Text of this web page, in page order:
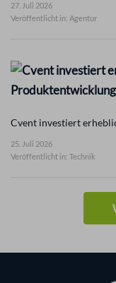
27. Juli 2026
Veröffentlicht in: Agentur
Cvent investiert
25. Juli 2026
Veröffentlicht in: Technik